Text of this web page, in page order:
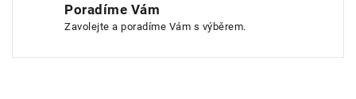
Poradíme Vám
Zavolejte a poradíme Vám s výběrem.